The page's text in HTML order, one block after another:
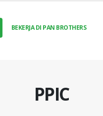
BEKERJA DI PAN BROTHERS
PPIC